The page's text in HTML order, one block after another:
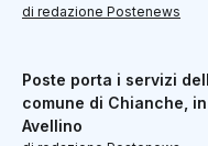
di redazione Postenews
Poste porta i servizi
comune di Chianche,
Avellino